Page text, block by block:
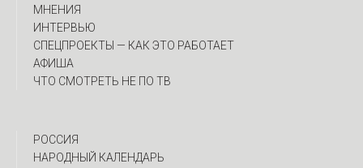
МНЕНИЯ
ИНТЕРВЬЮ
CПЕЦПРОЕКТЫ — КАК ЭТО РАБОТАЕТ
АФИША
ЧТО СМОТРЕТЬ НЕ ПО ТВ
РОССИЯ
НАРОДНЫЙ КАЛЕНДАРЬ